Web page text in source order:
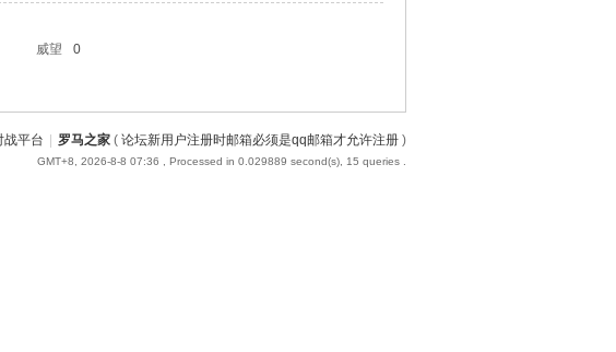
威望
0
战平台 罗马之家 ( 论坛新用户注册时邮箱必须是qq邮箱才允许注册 )
GMT+8, 2026-8-8 07:36 , Processed in 0.029889 second(s), 15 queries .